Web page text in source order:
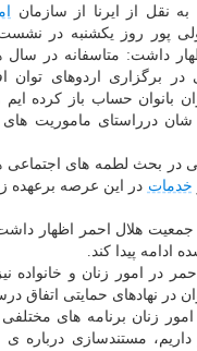
نقل از ایرنا از سازمان
پور روز یکشنبه در
داشت: متاسفانه در سال
در برگزاری اردوهای توان
بانوان حساب باز کرده ایم
درراستای ماموریت های
در بحث لطمه های اجتماعی
خدمات در این عرصه برعهده
هلال احمر اظهار
ادامه پیدا کند.
در امور زنان و
در نهادهای حمایتی اتفاق
زنان برنامه های
مستندسازی درباره